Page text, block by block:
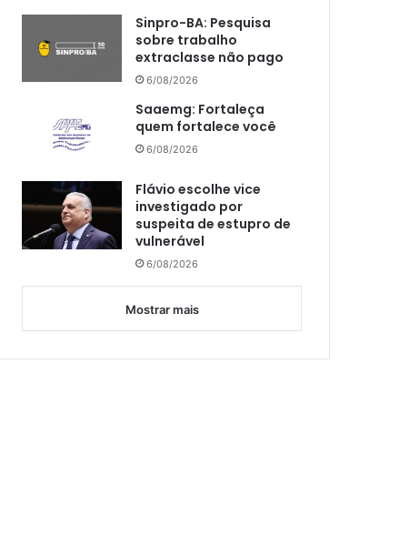
Sinpro-BA: Pesquisa
sobre trabalho
extraclasse não pago
6/08/2026
Saaemg: Fortaleça
quem fortalece você
6/08/2026
Flávio escolhe vice
investigado por
suspeita de estupro de
vulnerável
6/08/2026
Mostrar mais